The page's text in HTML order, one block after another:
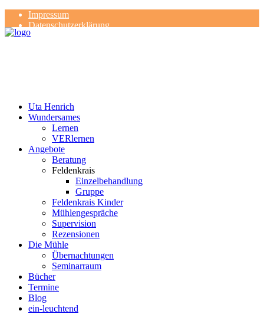
Impressum
Datenschutzerklärung
Kontakt
Uta Henrich
Wundersames
Lernen
VERlernen
Angebote
Beratung
Feldenkrais
Einzelbehandlung
Gruppe
Feldenkrais Kinder
Mühlengespräche
Supervision
Rezensionen
Die Mühle
Übernachtungen
Seminarraum
Bücher
Termine
Blog
ein-leuchtend